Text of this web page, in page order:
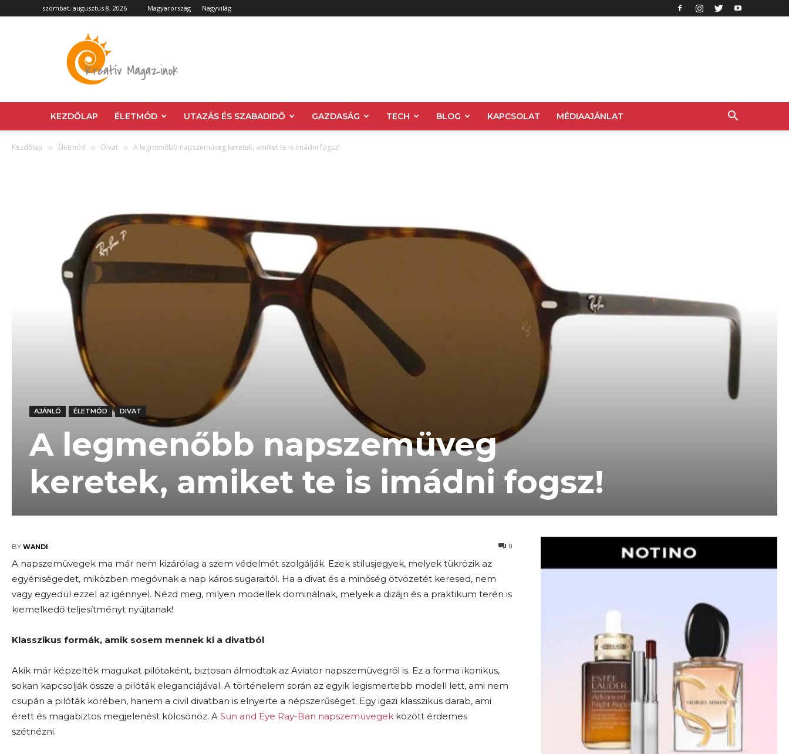
szombat, augusztus 8, 2026 Magyarország Nagyvilág
KEZDŐLAP ÉLETMÓD UTAZÁS ÉS SZABADIDŐ GAZDASÁG TECH BLOG KAPCSOLAT MÉDIAAJÁNLAT
Kezdőlap Életmód Divat A legmenőbb napszemüveg keretek, amiket te is imádni fogsz!
AJÁNLÓ ÉLETMÓD DIVAT
A legmenőbb napszemüveg
keretek, amiket te is imádni fogsz!
BY WANDI 0
A napszemüvegek ma már nem kizárólag a szem védelmét szolgálják. Ezek stílusjegyek, melyek tükrözik az
egyéniségedet, miközben megóvnak a nap káros sugaraitól. Ha a divat és a minőség ötvözetét keresed, nem
vagy egyedül ezzel az igénnyel. Nézd meg, milyen modellek dominálnak, melyek a dizájn és a praktikum terén is
kiemelkedő teljesítményt nyújtanak!
Klasszikus formák, amik sosem mennek ki a divatból
Akik már képzelték magukat pilótaként, biztosan álmodtak az Aviator napszemüvegről is. Ez a forma ikonikus,
sokan kapcsolják össze a pilóták eleganciájával. A történelem során az egyik legismertebb modell lett, ami nem
csupán a pilóták körében, hanem a civil divatban is elnyerte a népszerűséget. Egy igazi klasszikus darab, ami
érett és magabiztos megjelenést kölcsönöz. A Sun and Eye Ray-Ban napszemüvegek között érdemes
szétnézni.